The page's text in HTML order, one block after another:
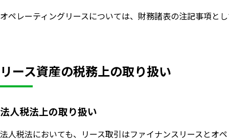
オペレーティングリースについては、財務諸表の注記事項と
リース資産の税務上の取り扱い
法人税法上の取り扱い
法人税法においても、リース取引はファイナンスリースとオ